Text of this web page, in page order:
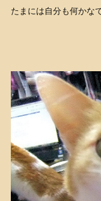
たまには自分も何かな